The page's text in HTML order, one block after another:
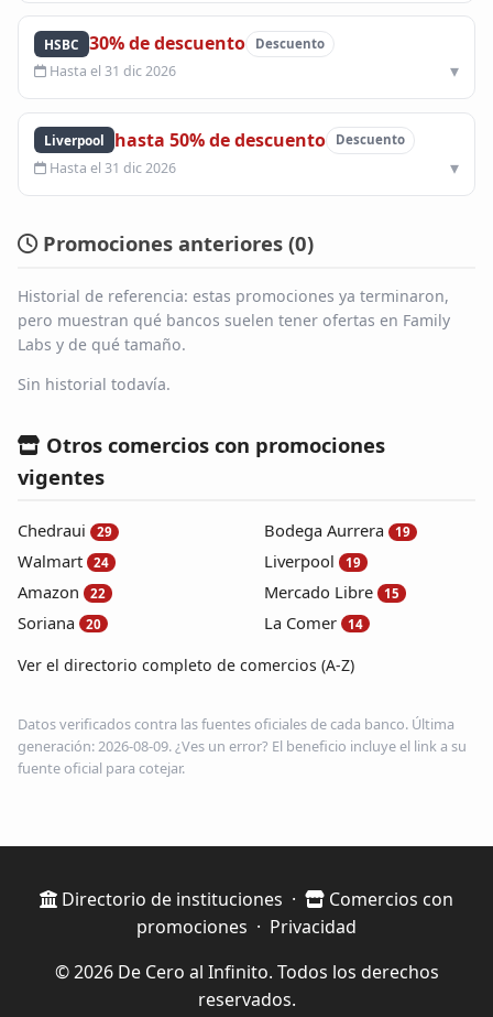
HSBC 30% de descuento Descuento
Hasta el 31 dic 2026
Liverpool hasta 50% de descuento Descuento
Hasta el 31 dic 2026
Promociones anteriores (0)
Historial de referencia: estas promociones ya terminaron,
pero muestran qué bancos suelen tener ofertas en Family
Labs y de qué tamaño.
Sin historial todavía.
Otros comercios con promociones
vigentes
Chedraui 29
Walmart 24
Amazon 22
Soriana 20
Bodega Aurrera 19
Liverpool 19
Mercado Libre 15
La Comer 14
Ver el directorio completo de comercios (A-Z)
Datos verificados contra las fuentes oficiales de cada banco. Última
generación: 2026-08-09. ¿Ves un error? El beneficio incluye el link a su
fuente oficial para cotejar.
Directorio de instituciones ·
Comercios con
promociones · Privacidad
© 2026 De Cero al Infinito. Todos los derechos
reservados.